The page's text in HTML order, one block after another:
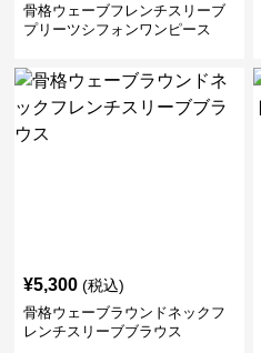
骨格ウェーブフレンチスリーブ
プリーツシフォンワンピース
¥5,300 (税込)
骨格ウェーブラウンドネックフ
レンチスリーブブラウス